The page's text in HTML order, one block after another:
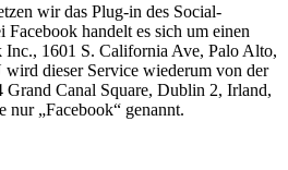
wir das Plug-in des Social-
handelt es sich um einen
Inc., 1601 S. California Ave, Palo Alto,
dieser Service wiederum von der
Canal Square, Dublin 2, Irland,
nur „Facebook“ genannt.